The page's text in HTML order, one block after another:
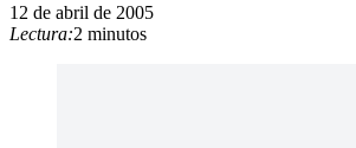
12 de abril de 2005
Lectura:2 minutos